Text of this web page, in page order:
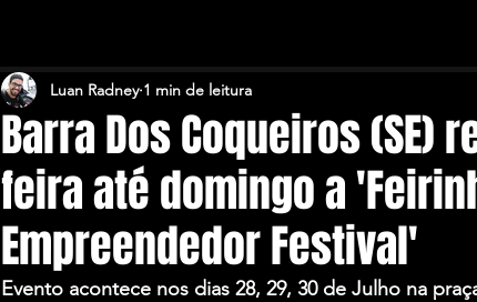
Barra Dos Coqueiros (SE)
feira até domingo a
Empreendedor Festival'
Luan Radney 1 min de leitura
Evento acontece nos dias 28, 29, 30 de Julho na